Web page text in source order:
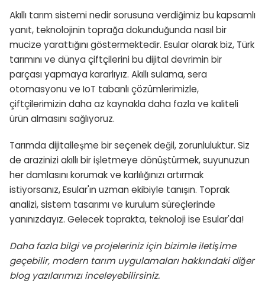
Akıllı tarım sistemi nedir sorusuna verdiğimiz bu kapsamlı
yanıt, teknolojinin toprağa dokunduğunda nasıl bir
mucize yarattığını göstermektedir. Esular olarak biz, Türk
tarımını ve dünya çiftçilerini bu dijital devrimin bir
parçası yapmaya kararlıyız. Akıllı sulama, sera
otomasyonu ve IoT tabanlı çözümlerimizle,
çiftçilerimizin daha az kaynakla daha fazla ve kaliteli
ürün almasını sağlıyoruz.
Tarımda dijitalleşme bir seçenek değil, zorunluluktur. Siz
de arazinizi akıllı bir işletmeye dönüştürmek, suyunuzun
her damlasını korumak ve karlılığınızı artırmak
istiyorsanız, Esular'ın uzman ekibiyle tanışın. Toprak
analizi, sistem tasarımı ve kurulum süreçlerinde
yanınızdayız. Gelecek toprakta, teknoloji ise Esular'da!
Daha fazla bilgi ve projeleriniz için bizimle iletişime
geçebilir, modern tarım uygulamaları hakkındaki diğer
blog yazılarımızı inceleyebilirsiniz.